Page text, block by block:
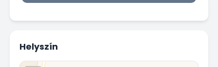
Helyszín